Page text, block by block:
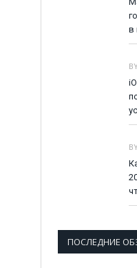
в
ПОСЛЕДНИЕ